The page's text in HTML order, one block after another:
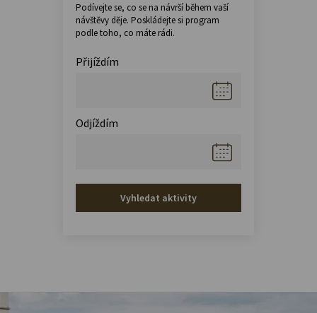
Podívejte se, co se na návrší během vaší
návštěvy děje. Poskládejte si program
podle toho, co máte rádi.
Přijíždím
Odjíždím
Vyhledat aktivity